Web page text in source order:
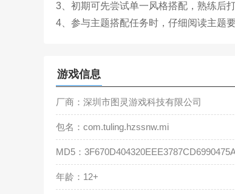
3、初期可先尝试单一风格搭配，熟练后
4、参与主题搭配任务时，仔细阅读主题
游戏信息
厂商：深圳市图灵游戏科技有限公司
包名：com.tuling.hzssnw.mi
MD5：
年龄：12+